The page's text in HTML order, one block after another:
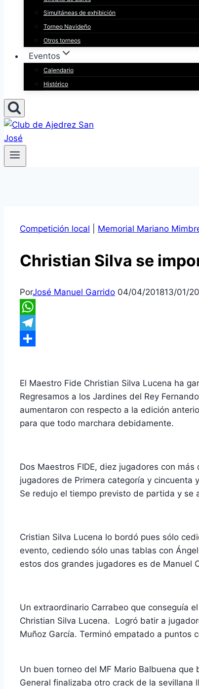
Simultáneas de exhibición
Torneo Navideño
Otros torneos
Eventos
Calendario
Histórico
Competición local Memorial Mariano
Christian Silva se
PorJosé Manuel Garrido 04/04/201813/01/
WhatsApp
Telegram
El Maestro Fide Christian Silva Lucena ha
Regresamos a los Jardines del Rey
aumentaron con respecto a la edición
para que todo marchara debidamente.
Dos Maestros FIDE, diez jugadores con
jugadores de Primera categoría y
Se redujo el tiempo previsto de partida y
Cristian Silva Lucena lo bordó pues sólo
evento, cediendo sólo unas tablas con
estos dos grandes jugadores es de Manuel
Un extraordinario Carrabeo que conseguía
Christian Silva Lucena. Logró batir a
Muñoz García. Terminó empatado a puntos
Un buen torneo del MF Mario Balbuena
General finalizaba otro crack de la sevillana